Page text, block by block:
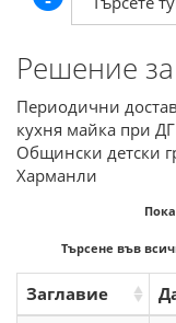
Решение
Периодични
кухня майка при
Общински детски
Харманли
Търсене във
Заглавие